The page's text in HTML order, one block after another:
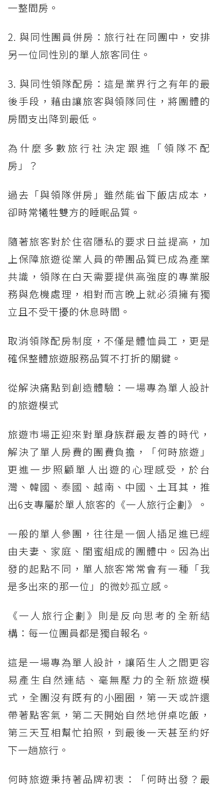
一整間房。
2. 與同性團員併房：旅行社在同團中，安排
另一位同性別的單人旅客同住。
3. 與同性領隊配房：這是業界行之有年的最
後手段，藉由讓旅客與領隊同住，將團體的
房間支出降到最低。
為什麼多數旅行社決定跟進「領隊不配
房」？
過去「與領隊併房」雖然能省下飯店成本，
卻時常犧牲雙方的睡眠品質。
隨著旅客對於住宿隱私的要求日益提高，加
上保障旅遊從業人員的帶團品質已成為產業
共識，領隊在白天需要提供高強度的專業服
務與危機處理，相對而言晚上就必須擁有獨
立且不受干擾的休息時間。
取消領隊配房制度，不僅是體恤員工，更是
確保整體旅遊服務品質不打折的關鍵。
從解決痛點到創造體驗：一場專為單人設計
的旅遊模式
旅遊市場正迎來對單身族群最友善的時代，
解決了單人房費的團費負擔，「何時旅遊」
更進一步照顧單人出遊的心理感受，於台
灣、韓國、泰國、越南、中國、土耳其，推
出6支專屬於單人旅客的《一人旅行企劃》。
一般的單人參團，往往是一個人插足進已經
由夫妻、家庭、閨蜜組成的團體中。因為出
發的起點不同，單人旅客常常會有一種「我
是多出來的那一位」的微妙孤立感。
《一人旅行企劃》則是反向思考的全新結
構：每一位團員都是獨自報名。
這是一場專為單人設計，讓陌生人之間更容
易產生自然連結、毫無壓力的全新旅遊模
式，全團沒有既有的小圈圈，第一天或許還
帶著點客氣，第二天開始自然地併桌吃飯，
第三天互相幫忙拍照，到最後一天甚至約好
下一趟旅行。
何時旅遊秉持著品牌初衷：「何時出發？最